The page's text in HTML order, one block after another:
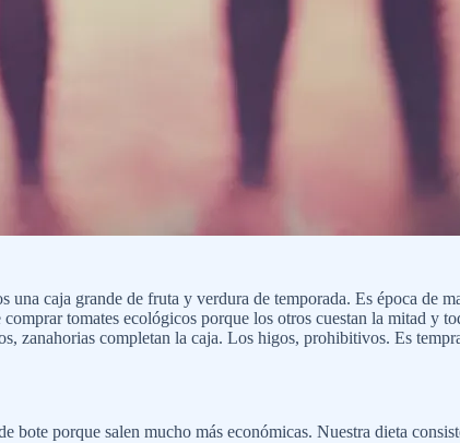
una caja grande de fruta y verdura de temporada. Es época de
tomates ecológicos porque los otros cuestan la mitad y
zanahorias completan la caja. Los higos, prohibitivos. Es
porque salen mucho más económicas. Nuestra dieta